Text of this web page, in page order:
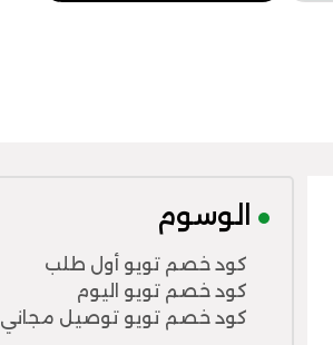
الوسوم
كود خصم تويو أول طلب
كود خصم تويو اليوم
كود خصم تويو توصيل مجاني